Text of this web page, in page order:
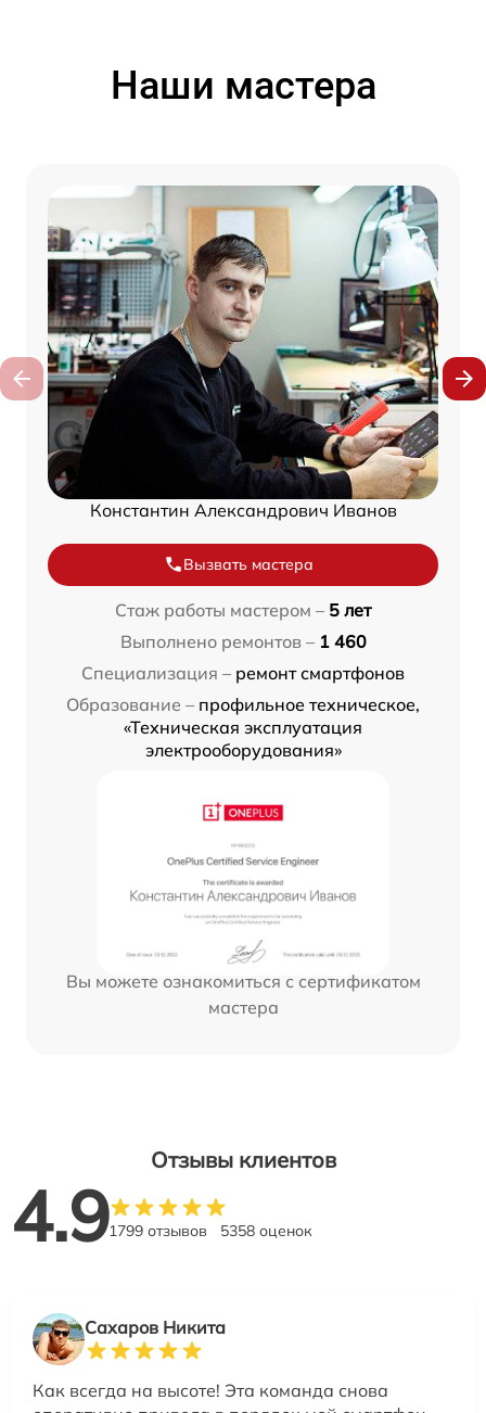
Наши мастера
Константин Александрович Иванов
Вызвать мастера
Стаж работы мастером – 5 лет
Выполнено ремонтов – 1 460
Специализация – ремонт смартфонов
Образование – профильное техническое,
«Техническая эксплуатация
электрооборудования»
Вы можете ознакомиться с сертификатом
мастера
Отзывы клиентов
4.91799 отзывов 5358 оценок
Сахаров Никита
Как всегда на высоте! Эта команда снова